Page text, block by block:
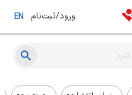
ورود/ثبت‌نام EN
یک ماه